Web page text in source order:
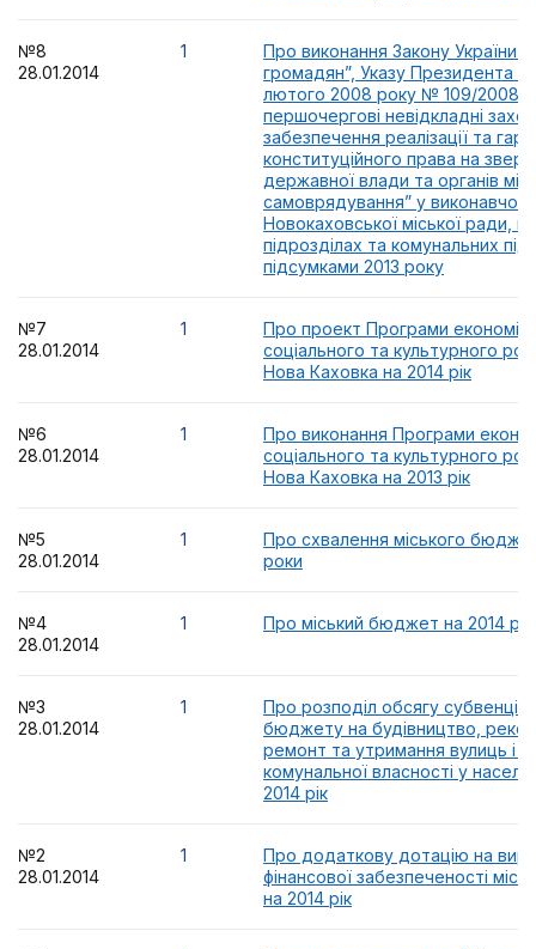
№8
28.01.2014
1
Про виконання Закону України
громадян”, Указу Президента
лютого 2008 року № 109/2008
першочергові невідкладні
забезпечення реалізації та
конституційного права на
державної влади та органів
самоврядування” у
Новокаховської міської ради,
підрозділах та комунальних
підсумками 2013 року
№7
28.01.2014
1
Про проект Програми
соціального та культурного
Нова Каховка на 2014 рік
№6
28.01.2014
1
Про виконання Програми
соціального та культурного
Нова Каховка на 2013 рік
№5
28.01.2014
1
Про схвалення міського
роки
№4
28.01.2014
1 Про міський бюджет на 2014 рік
№3
28.01.2014
1
Про розподіл обсягу субвенції
бюджету на будівництво,
ремонт та утримання вулиць і
комунальної власності у
2014 рік
№2
28.01.2014
1
Про додаткову дотацію на
фінансової забезпеченості
на 2014 рік